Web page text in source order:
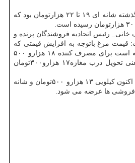
تخم مرغ نیز در هفته های گذشته شانه ای ۱۹ تا ۲۲ هزارتومان بود که
رئیس اتحادیه فروشندگان پرنده و
قیمت مرغ باتوجه به افزایش قیمتی که
در این یک هفته اخیر داشته است برای مصرف کننده ۱۸ هزارو ۵۰۰
تومان و قیمت عمده آن یعنی تحویل درب مغازه۱۷ هزارو۳۰۰تومان
وی افزود: تخم مرغ نیز هم اکنون کیلویی ۱۳ هزارو ۵۰۰تومان و شانه